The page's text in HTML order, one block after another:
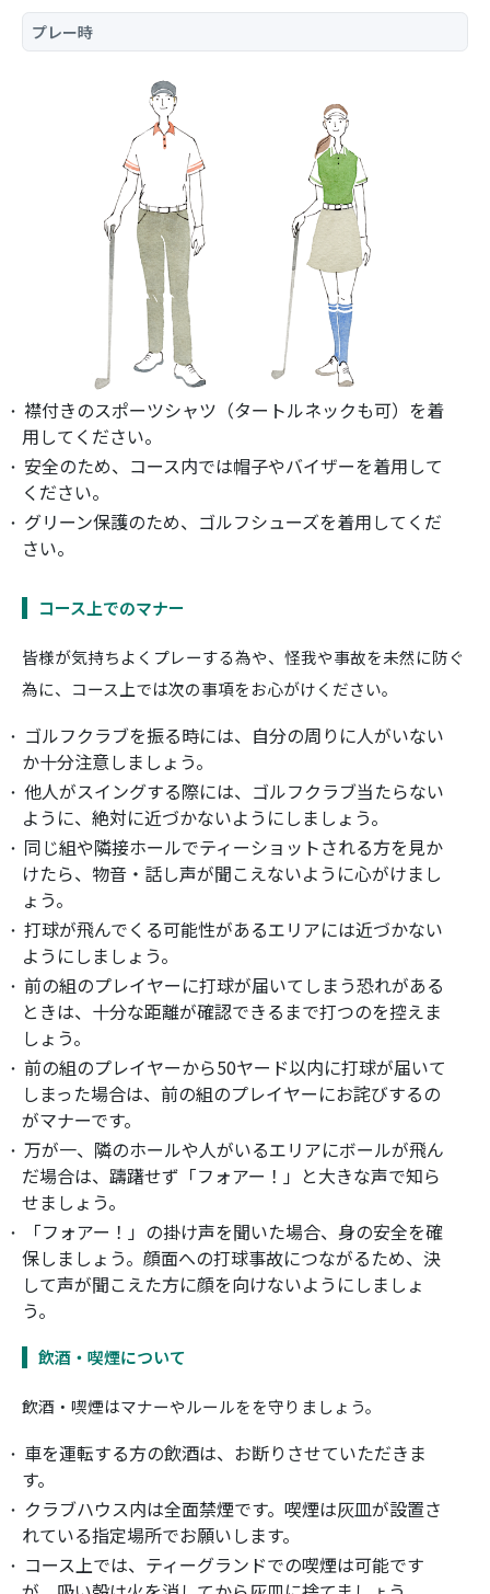
プレー時
襟付きのスポーツシャツ（タートルネックも可）を着
用してください。
安全のため、コース内では帽子やバイザーを着用して
ください。
グリーン保護のため、ゴルフシューズを着用してくだ
さい。
コース上でのマナー
皆様が気持ちよくプレーする為や、怪我や事故を未然に防ぐ
為に、コース上では次の事項をお心がけください。
ゴルフクラブを振る時には、自分の周りに人がいない
か十分注意しましょう。
他人がスイングする際には、ゴルフクラブ当たらない
ように、絶対に近づかないようにしましょう。
同じ組や隣接ホールでティーショットされる方を見か
けたら、物音・話し声が聞こえないように心がけまし
ょう。
打球が飛んでくる可能性があるエリアには近づかない
ようにしましょう。
前の組のプレイヤーに打球が届いてしまう恐れがある
ときは、十分な距離が確認できるまで打つのを控えま
しょう。
前の組のプレイヤーから50ヤード以内に打球が届いて
しまった場合は、前の組のプレイヤーにお詫びするの
がマナーです。
万が一、隣のホールや人がいるエリアにボールが飛ん
だ場合は、躊躇せず「フォアー！」と大きな声で知ら
せましょう。
「フォアー！」の掛け声を聞いた場合、身の安全を確
保しましょう。顔面への打球事故につながるため、決
して声が聞こえた方に顔を向けないようにしましょ
う。
飲酒・喫煙について
飲酒・喫煙はマナーやルールをを守りましょう。
車を運転する方の飲酒は、お断りさせていただきま
す。
クラブハウス内は全面禁煙です。喫煙は灰皿が設置さ
れている指定場所でお願いします。
コース上では、ティーグランドでの喫煙は可能です